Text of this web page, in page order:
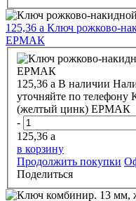
125,36 a Ключ рожково-
ЕРМАК
125,36 a В наличии
уточняйте по телефону
(желтый цинк) ЕРМАК
-
125,36 a
в корзину
Продолжить покупки
Поделиться